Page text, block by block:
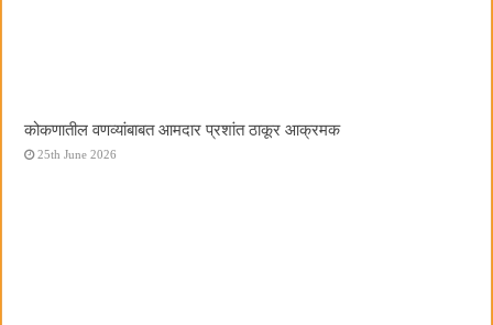
कोकणातील वणव्यांबाबत आमदार प्रशांत ठाकूर आक्रमक
25th June 2026